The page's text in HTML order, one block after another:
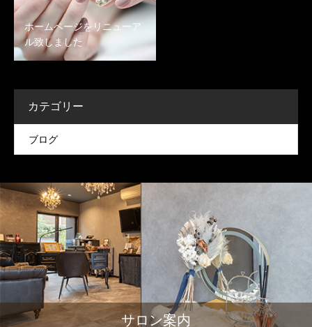
ホームページをリニューア
ル致しました
カテゴリー
ブログ
サロン案内